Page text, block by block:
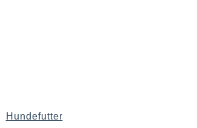
Hundefutter